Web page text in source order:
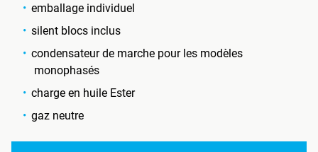
emballage individuel
silent blocs inclus
condensateur de marche pour les modèles
monophasés
charge en huile Ester
gaz neutre